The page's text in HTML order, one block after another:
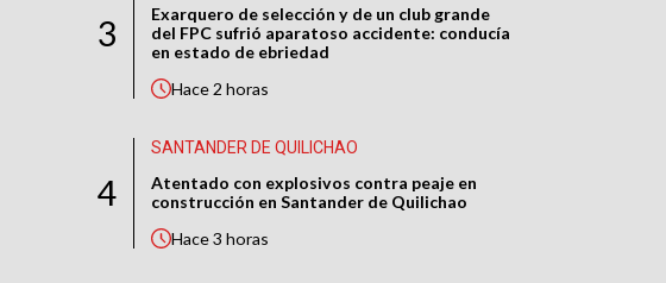
3
Exarquero de selección y de un club grande
del FPC sufrió aparatoso accidente: conducía
en estado de ebriedad
Hace2 horas
4
SANTANDER DE QUILICHAO
Atentado con explosivos contra peaje en
construcción en Santander de Quilichao
Hace3 horas